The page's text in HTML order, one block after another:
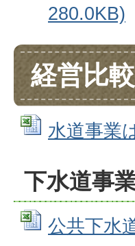
280.0KB)
経営比
水道事業
下水道事
公共下水